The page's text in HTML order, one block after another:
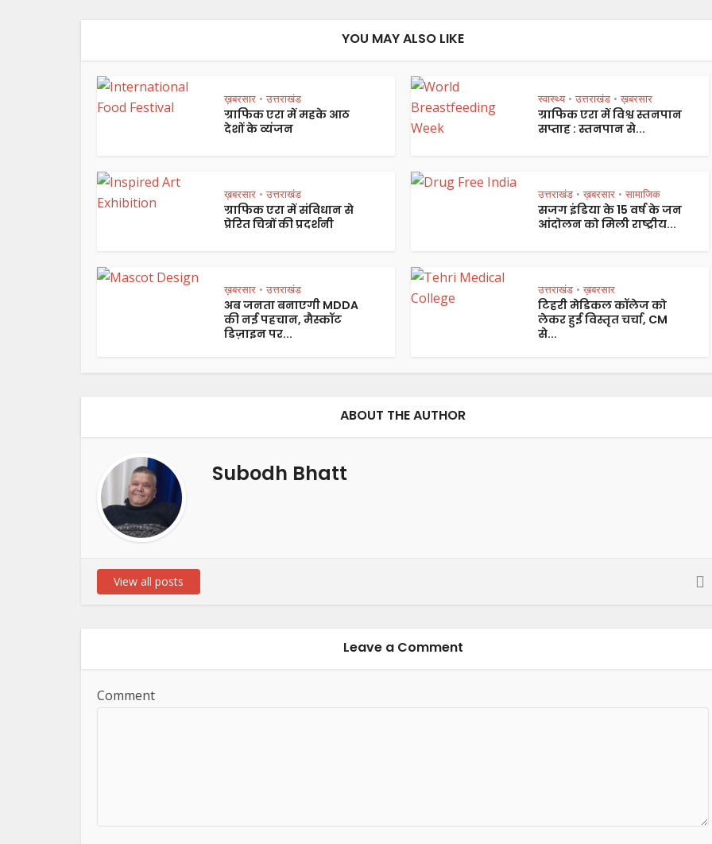
YOU MAY ALSO LIKE
ख़बरसार • उत्तराखंड
ग्राफिक एरा में महके आठ
देशों के व्यंजन
स्वास्थ्य • उत्तराखंड • ख़बरसार
ग्राफिक एरा में विश्व स्तनपान
सप्ताह : स्तनपान से...
ख़बरसार • उत्तराखंड
ग्राफिक एरा में संविधान से
प्रेरित चित्रों की प्रदर्शनी
उत्तराखंड • ख़बरसार • सामाजिक
सजग इंडिया के 15 वर्ष के जन
आंदोलन को मिली राष्ट्रीय...
ख़बरसार • उत्तराखंड
अब जनता बनाएगी MDDA
की नई पहचान, मैस्कॉट
डिज़ाइन पर...
उत्तराखंड • ख़बरसार
टिहरी मेडिकल कॉलेज को
लेकर हुई विस्तृत चर्चा, CM
से...
ABOUT THE AUTHOR
Subodh Bhatt
View all posts
Leave a Comment
Comment